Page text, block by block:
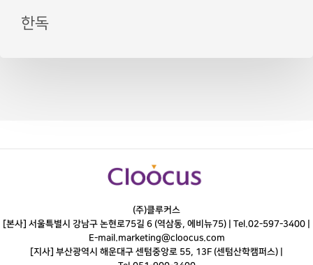
한독
(주)클루커스
[본사] 서울특별시 강남구 논현로75길 6 (역삼동, 에비뉴75) | Tel.02-597-3400
E-mail.marketing@cloocus.com
[지사] 부산광역시 해운대구 센텀중앙로 55, 13F (센텀산학캠퍼스) |